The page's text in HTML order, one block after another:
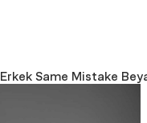
Erkek Same Mistake